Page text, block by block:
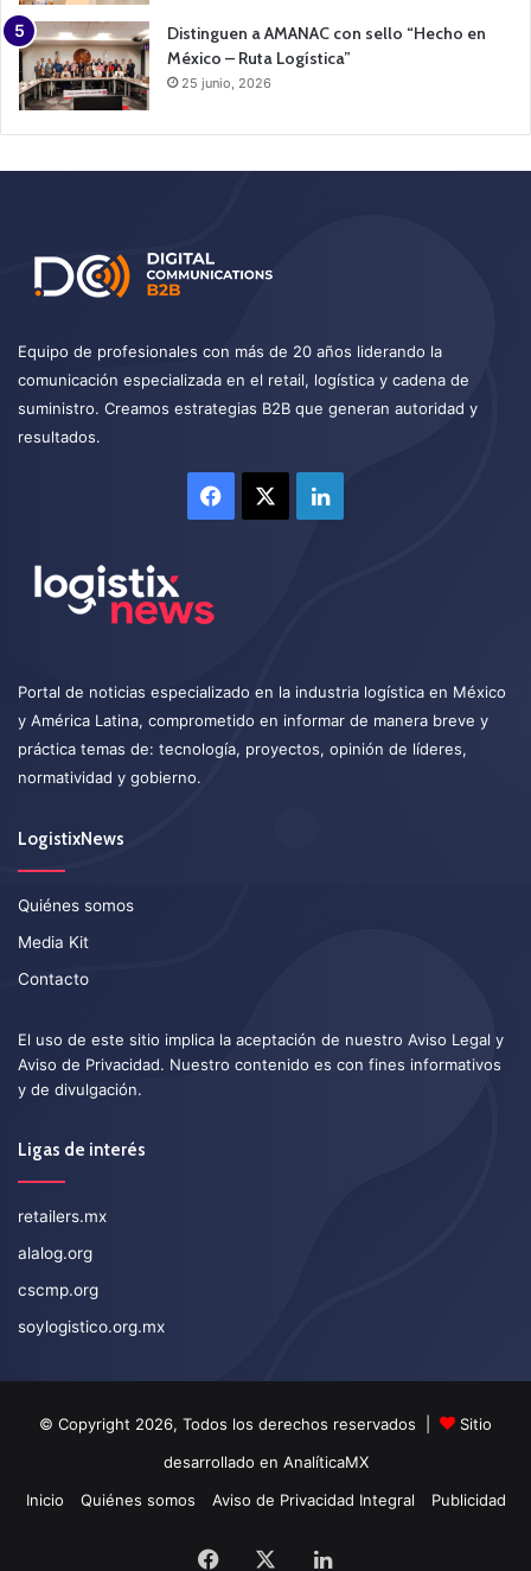
Distinguen a AMANAC con sello “Hecho en
México – Ruta Logística”
25 junio, 2026
Equipo de profesionales con más de 20 años liderando la
comunicación especializada en el retail, logística y cadena de
suministro. Creamos estrategias B2B que generan autoridad y
resultados.
Facebook LinkedIn
Portal de noticias especializado en la industria logística en México
y América Latina, comprometido en informar de manera breve y
práctica temas de: tecnología, proyectos, opinión de líderes,
normatividad y gobierno.
LogistixNews
Quiénes somos
Media Kit
Contacto
El uso de este sitio implica la aceptación de nuestro Aviso Legal y
Aviso de Privacidad. Nuestro contenido es con fines informativos
y de divulgación.
Ligas de interés
retailers.mx
alalog.org
cscmp.org
soylogistico.org.mx
© Copyright 2026, Todos los derechos reservados |
Sitio
desarrollado en AnalíticaMX
Inicio
Quiénes somos Aviso de Privacidad Integral Publicidad
Facebook LinkedIn